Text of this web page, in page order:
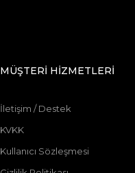
MÜŞTERİ HİZMETLERİ
İletişim / Destek
KVKK
Kullanıcı Sözleşmesi